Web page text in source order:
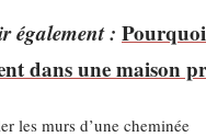
également :
dans une maison
les murs d’une cheminée